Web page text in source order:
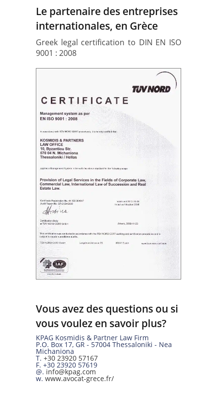
Le partenaire des entreprises
internationales, en Grèce
Greek legal certification to DIN EN ISO
9001 : 2008
Vous avez des questions ou si
vous voulez en savoir plus?
KPAG Kosmidis & Partner Law Firm
P.O. Box 17, GR - 57004 Thessaloniki - Nea
Michaniona
T. +30 23920 57167
F. +30 23920 57619
@. info@kpag.com
w. www.avocat-grece.fr/